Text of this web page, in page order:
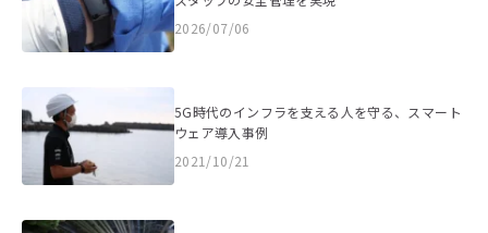
2026/07/06
5G時代のインフラを支える人を守る、スマート
ウェア導入事例
2021/10/21